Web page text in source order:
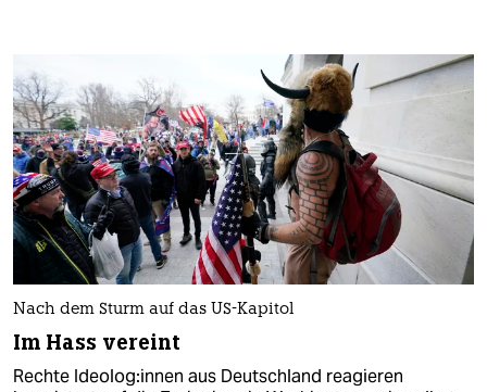
Nach dem Sturm auf das US-Kapitol
Im Hass vereint
Rechte Ideo­lo­g:in­nen aus Deutschland reagieren